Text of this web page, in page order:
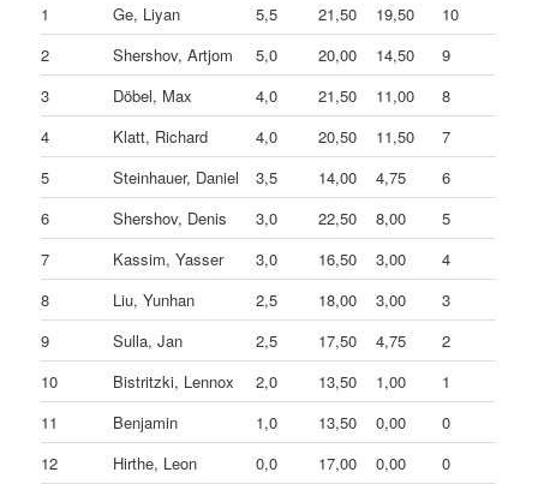
1
Ge, Liyan 5,5 21,50 19,50
10
2
Shershov, Artjom 5,0 20,00 14,50
9
3
Döbel, Max 4,0 21,50 11,00
8
4
Klatt, Richard 4,0 20,50 11,50
7
5
Steinhauer, Daniel 3,5 14,00 4,75
6
6
Shershov, Denis 3,0 22,50 8,00
5
7
Kassim, Yasser 3,0 16,50 3,00
4
8
Liu, Yunhan 2,5 18,00 3,00
3
9
Sulla, Jan 2,5 17,50 4,75
2
10
Bistritzki, Lennox 2,0 13,50 1,00
1
11
Benjamin 1,0 13,50 0,00
0
12
Hirthe, Leon 0,0 17,00 0,00 0